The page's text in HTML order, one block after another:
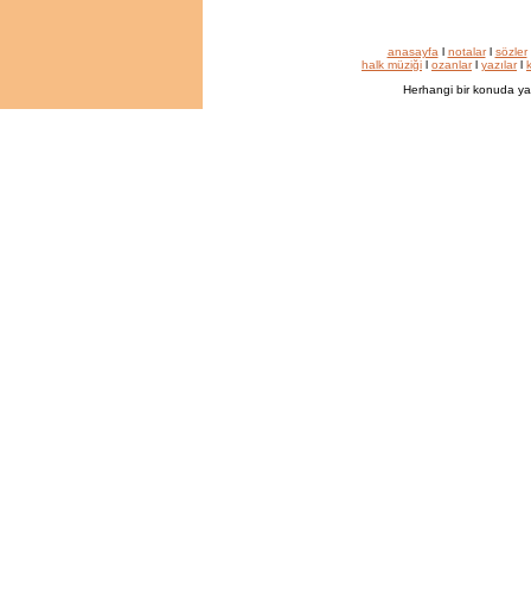
anasayfa l notalarl sözler
halk müziği l ozanlarl yazılarl
Herhangi bir konuda